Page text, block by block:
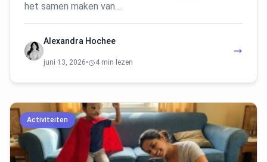
het samen maken van…
Alexandra Hochee
juni 13, 2026• 4 min lezen
Activiteiten